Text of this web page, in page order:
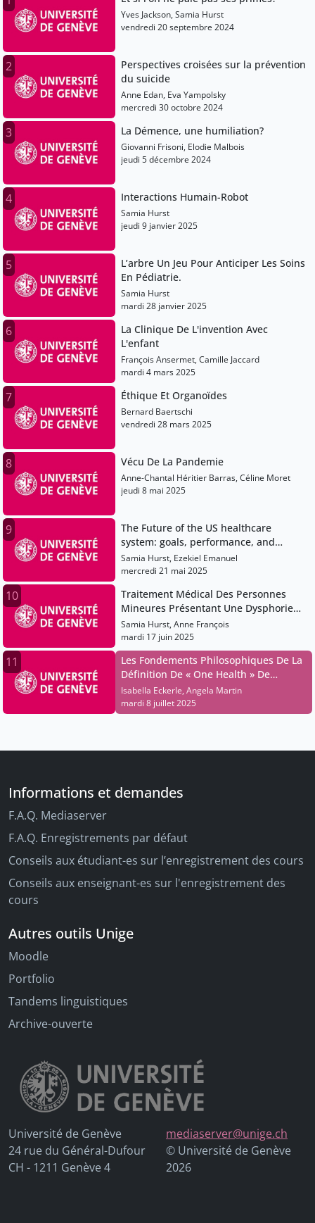
Yves Jackson, Samia Hurst
vendredi 20 septembre 2024
2
Perspectives croisées sur la prévention
du suicide
Anne Edan, Eva Yampolsky
mercredi 30 octobre 2024
3 La Démence, une humiliation?
Giovanni Frisoni, Elodie Malbois
jeudi 5 décembre 2024
4 Interactions Humain-Robot
Samia Hurst
jeudi 9 janvier 2025
5
L’arbre Un Jeu Pour Anticiper Les Soins
En Pédiatrie.
Samia Hurst
mardi 28 janvier 2025
6
La Clinique De L'invention Avec
L'enfant
François Ansermet, Camille Jaccard
mardi 4 mars 2025
7 Éthique Et Organoïdes
Bernard Baertschi
vendredi 28 mars 2025
8 Vécu De La Pandemie
Anne-Chantal Héritier Barras, Céline Moret
jeudi 8 mai 2025
9
The Future of the US healthcare
system: goals, performance, and
reform
Samia Hurst, Ezekiel Emanuel
mercredi 21 mai 2025
10
Traitement Médical Des Personnes
Mineures Présentant Une Dysphorie
De Genre
Samia Hurst, Anne François
mardi 17 juin 2025
11
Les Fondements Philosophiques De La
Définition De « One Health » De
L’ohhlep
Isabella Eckerle, Angela Martin
mardi 8 juillet 2025
Informations et demandes
F.A.Q. Mediaserver
F.A.Q. Enregistrements par défaut
Conseils aux étudiant-es sur l’enregistrement des cours
Conseils aux enseignant-es sur l'enregistrement des
cours
Autres outils Unige
Moodle
Portfolio
Tandems linguistiques
Archive-ouverte
Université de Genève
24 rue du Général-Dufour
CH - 1211 Genève 4
mediaserver@unige.ch
© Université de Genève
2026